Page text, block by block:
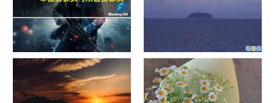
单目摄像头与双目摄像头
晚安励志语录带图片 晚安心语
励志鸡汤